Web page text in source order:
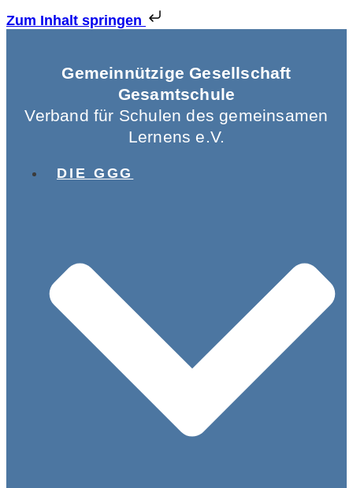
Zum Inhalt springen
Gemeinnützige Gesellschaft
Gesamtschule
Verband für Schulen des gemeinsamen
Lernens e.V.
DIE GGG